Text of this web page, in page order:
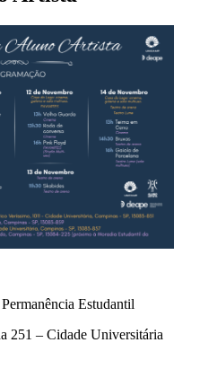
Estudantil
251 – Cidade Universitária